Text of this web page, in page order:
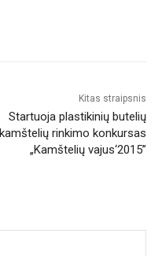
Kitas straipsnis
Startuoja plastikinių butelių
kamštelių rinkimo konkursas
„Kamštelių vajus‘2015”